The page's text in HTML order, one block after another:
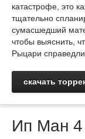
катастрофе, это
тщательно
сумасшедший
чтобы выяснить,
Рыцари
скачать
Ип Ман 4